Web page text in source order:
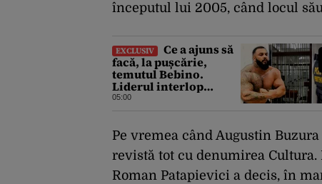
începutul lui 2005, când locul
EXCLUSIV
Ce a ajuns să
facă, la pușcărie,
temutul Bebino.
Liderul interlop
bucureștean, trimis la
05:00
Pe vremea când Augustin
revistă tot cu denumirea Cultura.
Roman Patapievici a decis, în